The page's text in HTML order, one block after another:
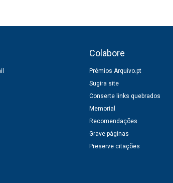
Colabore
Prémios Arquivo.pt
Sugira site
Conserte links quebrados
Memorial
Recomendações
Grave páginas
Preserve citações